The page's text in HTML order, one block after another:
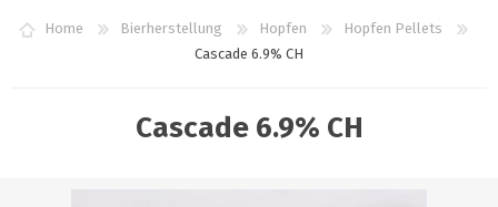
WUNSCHLISTE
0
Home Bierherstellung Hopfen
Hopfen Pellets
Cascade 6.9% CH
Cascade 6.9% CH